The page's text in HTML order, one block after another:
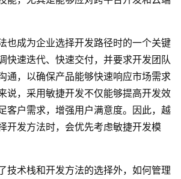
也成为企业选择开发路径时的一个关键
快速迭代、快速交付，并要求开发团队
通，以确保产品能够快速响应市场需求
说，采用敏捷开发不仅能够提高开发效
客户需求，增强用户满意度。因此，越
开发方法时，会优先考虑敏捷开发模
技术栈和开发方法的选择外，如何管理